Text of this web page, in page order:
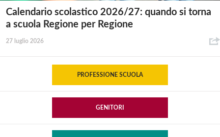
Calendario scolastico 2026/27: quando si torna
a scuola Regione per Regione
27 luglio 2026
PROFESSIONE SCUOLA
GENITORI